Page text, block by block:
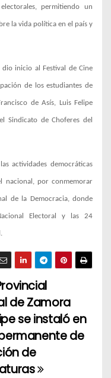
permitiendo un
la vida política en el país y
inicio al Festival de Cine
de los estudiantes de
de Asís, Luis Felipe
Sindicato de Choferes del
actividades democráticas
nacional, por conmemorar
de la Democracia, donde
Electoral y las 24
de Zamora
se instaló en
de
de